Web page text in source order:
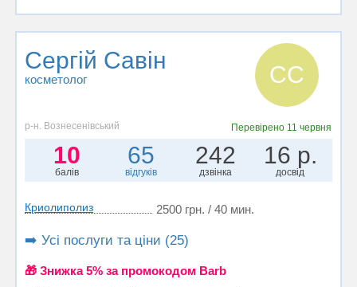
Сергій Савін
косметолог СС
р-н. Вознесенівський Перевірено 11 червня
10
балів
65
відгуків
242
дзвінка
16 р.
досвід
Криолиполиз 2500 грн. / 40 мин.
➡️ Усі послуги та ціни (25)
🎁 Знижка 5% за промокодом Barb